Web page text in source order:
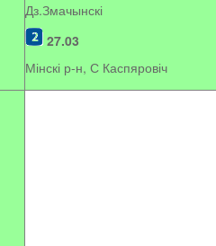
Дз.Змачынскі
27.03
Мінскі р-н, С Каспяровіч